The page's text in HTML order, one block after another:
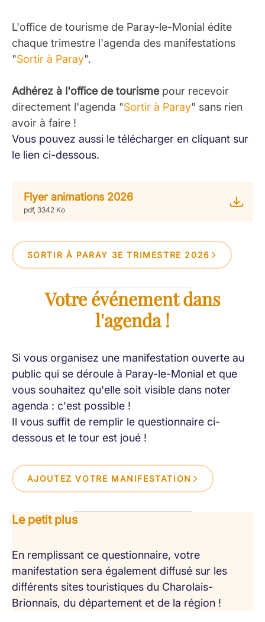
L'office de tourisme de Paray-le-Monial édite
chaque trimestre l'agenda des manifestations
"Sortir à Paray".
Adhérez à l'office de tourismepour recevoir
directement l'agenda "Sortir à Paray" sans rien
avoir à faire !
Vous pouvez aussi le télécharger en cliquant sur
le lien ci-dessous.
Flyer animations 2026
pdf, 3342 Ko
SORTIR À PARAY 3E TRIMESTRE 2026
Votre événement dans
l'agenda !
Si vous organisez une manifestation ouverte au
public qui se déroule à Paray-le-Monial et que
vous souhaitez qu'elle soit visible dans noter
agenda : c'est possible !
Il vous suffit de remplir le questionnaire ci-
dessous et le tour est joué !
AJOUTEZ VOTRE MANIFESTATION
Le petit plus
En remplissant ce questionnaire, votre
manifestation sera également diffusé sur les
différents sites touristiques du Charolais-
Brionnais, du département et de la région !